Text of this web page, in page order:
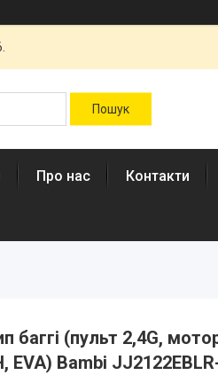
Про нас Контакти
баггі (пульт 2,4G,
EVA) Bambi